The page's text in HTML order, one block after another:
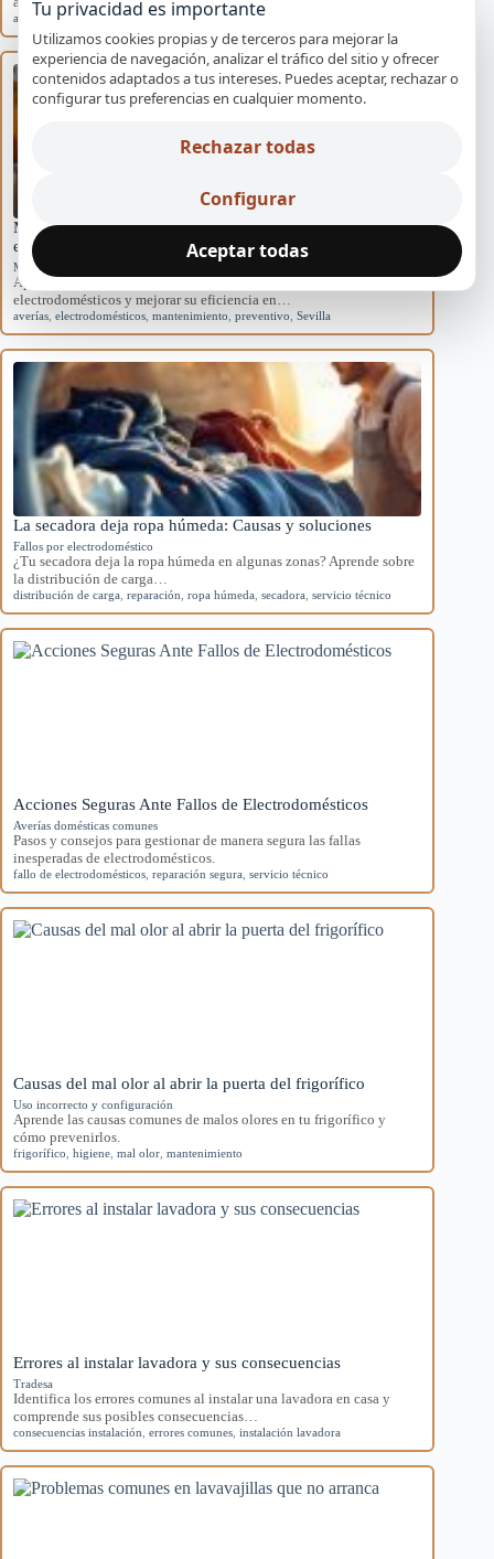
aire acondicionado,causas ,eficiencia,mantenimiento
Mantenimiento básico para evitar averías en
electrodomésticos
Mantenimiento preventivo
Aprende rutinas de mantenimiento para prevenir averías en tus
electrodomésticos y mejorar su eficiencia en…
averías electrodomésticos mantenimiento preventivo Sevilla
La secadora deja ropa húmeda: Causas y soluciones
Fallos por electrodoméstico
¿Tu secadora deja la ropa húmeda en algunas zonas? Aprende sobre
la distribución de carga…
distribución de carga reparación ropa húmeda secadora servicio técnico
Acciones Seguras Ante Fallos de Electrodomésticos
Averías domésticas comunes
Pasos y consejos para gestionar de manera segura las fallas
inesperadas de electrodomésticos.
fallo de electrodomésticos reparación segura servicio técnico
Causas del mal olor al abrir la puerta del frigorífico
Uso incorrecto y configuración
Aprende las causas comunes de malos olores en tu frigorífico y
cómo prevenirlos.
frigorífico higiene mal olor mantenimiento
Errores al instalar lavadora y sus consecuencias
Tradesa
Identifica los errores comunes al instalar una lavadora en casa y
comprende sus posibles consecuencias…
consecuencias instalación errores comunes instalación lavadora
Tu privacidad es importante
Utilizamos cookies propias y de terceros para mejorar la
experiencia de navegación, analizar el tráfico del sitio y ofrecer
contenidos adaptados a tus intereses. Puedes aceptar, rechazar o
configurar tus preferencias en cualquier momento.
Rechazar todas
Configurar
Aceptar todas